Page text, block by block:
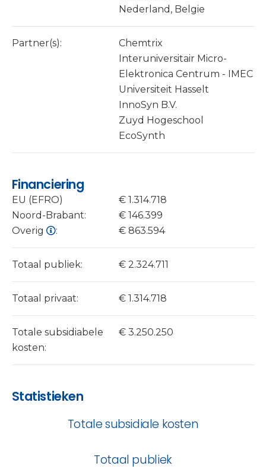
Nederland, Belgie
Partner(s):
Chemtrix
Interuniversitair Micro-
Elektronica Centrum - IMEC
Universiteit Hasselt
InnoSyn B.V.
Zuyd Hogeschool
EcoSynth
Financiering
EU (EFRO)
€ 1.314.718
Noord-Brabant:
€ 146.399
Overig
: € 863.594
Totaal publiek: € 2.324.711
Totaal privaat: € 1.314.718
Totale subsidiabele
kosten:
€ 3.250.250
Statistieken
Totale subsidiale kosten
Totaal publiek